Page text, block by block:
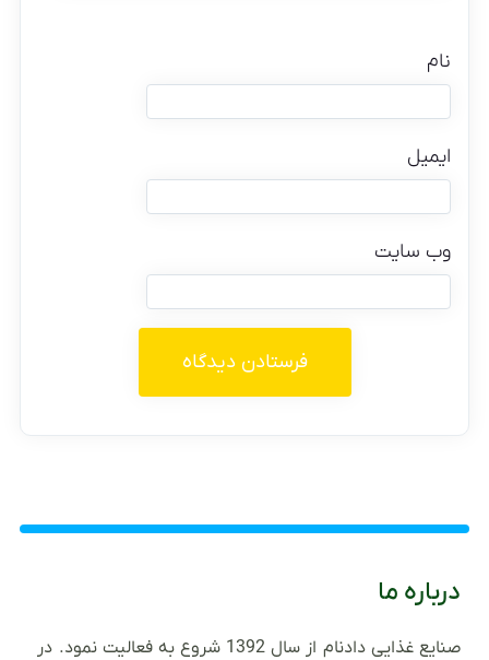
نام
ایمیل
وب‌ سایت
درباره ما
صنایع غذایی دادنام از سال 1392 شروع به فعالیت نمود. در